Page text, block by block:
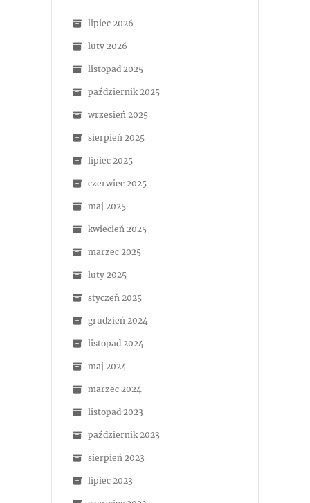
lipiec 2026
luty 2026
listopad 2025
październik 2025
wrzesień 2025
sierpień 2025
lipiec 2025
czerwiec 2025
maj 2025
kwiecień 2025
marzec 2025
luty 2025
styczeń 2025
grudzień 2024
listopad 2024
maj 2024
marzec 2024
listopad 2023
październik 2023
sierpień 2023
lipiec 2023